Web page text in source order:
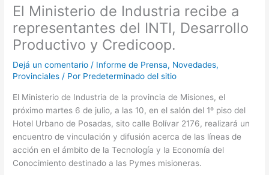
El Ministerio de Industria recibe a
representantes del INTI, Desarrollo
Productivo y Credicoop.
Dejá un comentario / Informe de Prensa, Novedades,
Provinciales / Por Predeterminado del sitio
El Ministerio de Industria de la provincia de Misiones, el
próximo martes 6 de julio, a las 10, en el salón del 1º piso del
Hotel Urbano de Posadas, sito calle Bolívar 2176, realizará un
encuentro de vinculación y difusión acerca de las líneas de
acción en el ámbito de la Tecnología y la Economía del
Conocimiento destinado a las Pymes misioneras.